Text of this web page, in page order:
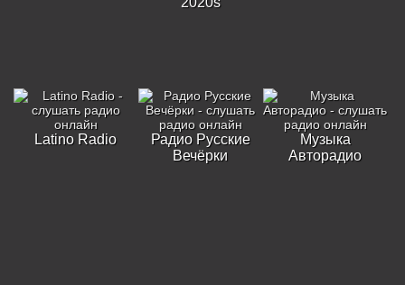
Latino Radio
Радио Русские
Вечёрки
Музыка
Авторадио